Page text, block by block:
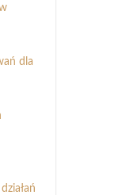
dla